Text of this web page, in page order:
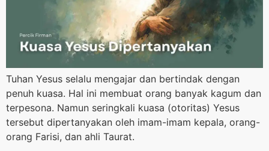
Tuhan Yesus selalu mengajar dan bertindak dengan
penuh kuasa. Hal ini membuat orang banyak kagum dan
terpesona. Namun seringkali kuasa (otoritas) Yesus
tersebut dipertanyakan oleh imam-imam kepala, orang-
orang Farisi, dan ahli Taurat.